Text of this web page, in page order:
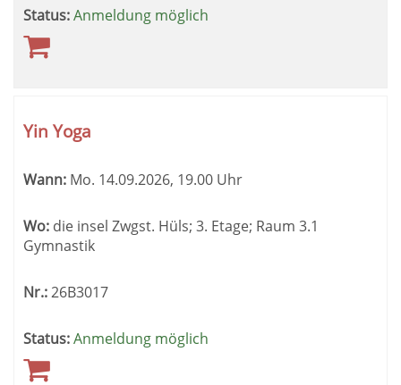
Status:Anmeldung möglich
Yin Yoga
Wann: Mo. 14.09.2026, 19.00 Uhr
Wo: die insel Zwgst. Hüls; 3. Etage; Raum 3.1
Gymnastik
Nr.:26B3017
Status:Anmeldung möglich